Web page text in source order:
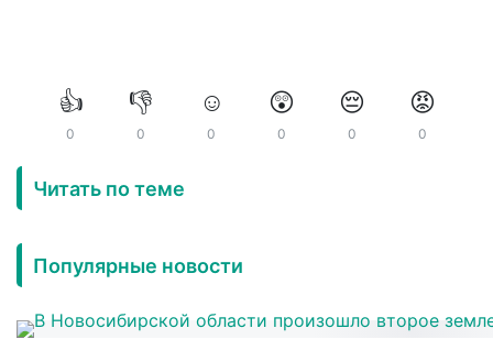
👍
0
👎
0
☺️
0
😲
0
😔
0
😡
0
Читать по теме
Популярные новости